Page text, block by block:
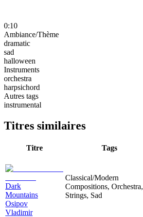
0:10
Ambiance/Thème
dramatic
sad
halloween
Instruments
orchestra
harpsichord
Autres tags
instrumental
Titres similaires
Titre Tags
Dark
Mountains
Osipov
Vladimir
Classical/Modern
Compositions, Orchestra,
Strings, Sad